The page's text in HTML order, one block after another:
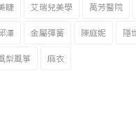
睫 艾瑞兒美學 萬芳醫院
澤 金屬彈簧 陳庭妮 隱
梨風箏 麻衣